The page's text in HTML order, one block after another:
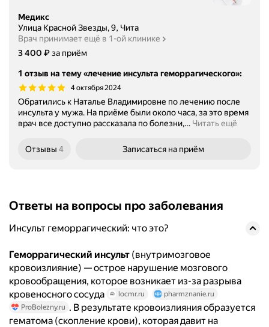
Медикс
Улица Красной Звезды, 9, Чита
Врач принимает ещё в 1-ой клинике
Цена
3400
3 400 ₽за приём
1 отзыв на тему «лечение инсульта геморрагического»:
4 октября 2024
Обратились к Наталье Владимировне по лечению после
инсульта у мужа. На приёме были около часа, за это время
врач все доступно рассказала по болезни,… Читать ещё
Отзывы 4 Записаться на приём
Ответы на вопросы про заболевания
Инсульт геморрагический: что это?
Геморрагический инсульт (внутримозговое
кровоизлияние) — острое нарушение мозгового
кровообращения, которое возникает из-за разрыва
кровеносного сосуда
locmr.ru
pharmznanie.ru
ProBolezny.ru . В результате кровоизлияния образуется
гематома (скопление крови), которая давит на